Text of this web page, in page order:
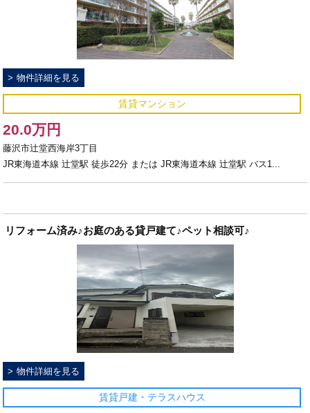
物件詳細を見る
賃貸マンション
20.0万円
藤沢市辻堂西海岸3丁目
JR東海道本線 辻堂駅 徒歩22分 または JR東海道本線 辻堂駅 バス1...
リフォーム済み♪お庭のある貸戸建て♪ペット相談可♪
物件詳細を見る
賃貸戸建・テラスハウス